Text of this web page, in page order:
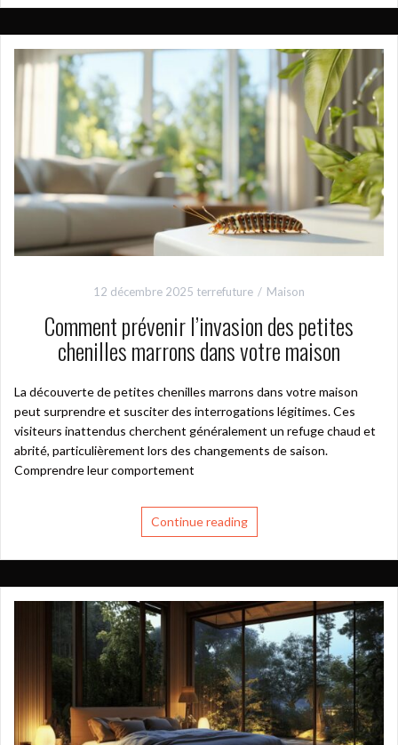
12 décembre 2025 terrefuture Maison
Comment prévenir l’invasion des petites
chenilles marrons dans votre maison
La découverte de petites chenilles marrons dans votre maison
peut surprendre et susciter des interrogations légitimes. Ces
visiteurs inattendus cherchent généralement un refuge chaud et
abrité, particulièrement lors des changements de saison.
Comprendre leur comportement
Continue reading